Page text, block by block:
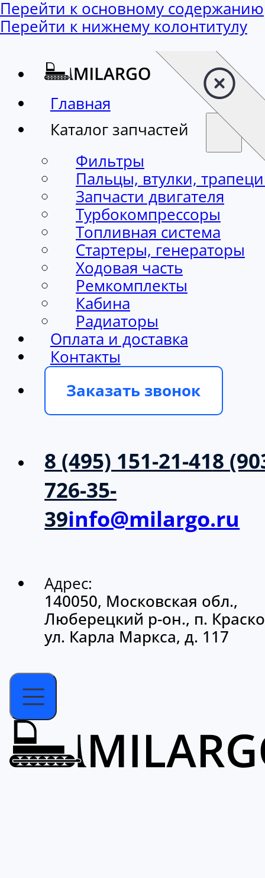
Перейти к основному содержанию
Перейти к нижнему колонтитулу
Главная
Каталог запчастей
Фильтры
Пальцы, втулки,
Запчасти двигателя
Турбокомпрессоры
Топливная система
Стартеры, генераторы
Ходовая часть
Ремкомплекты
Кабина
Радиаторы
Оплата и доставка
Контакты
Заказать звонок
8 (495) 151-21-418
726-35-
39info@milargo.ru
Адрес:
140050, Московская обл.,
Люберецкий р-он., п.
ул. Карла Маркса, д. 117